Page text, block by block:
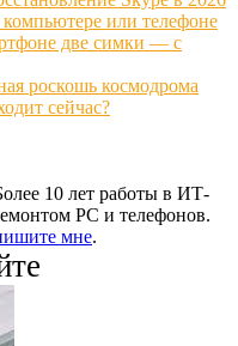
или телефоне
две симки — с
роскошь космодрома
сейчас?
10 лет работы в ИТ-
PC и телефонов.
мне.